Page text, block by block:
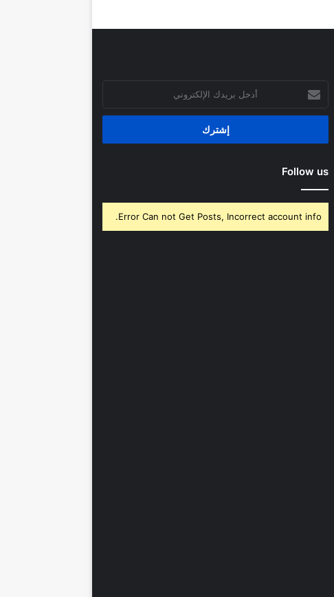
بريدك
الإلكتروني
Follow us
Error Can not Get Posts, Incorrect account info.